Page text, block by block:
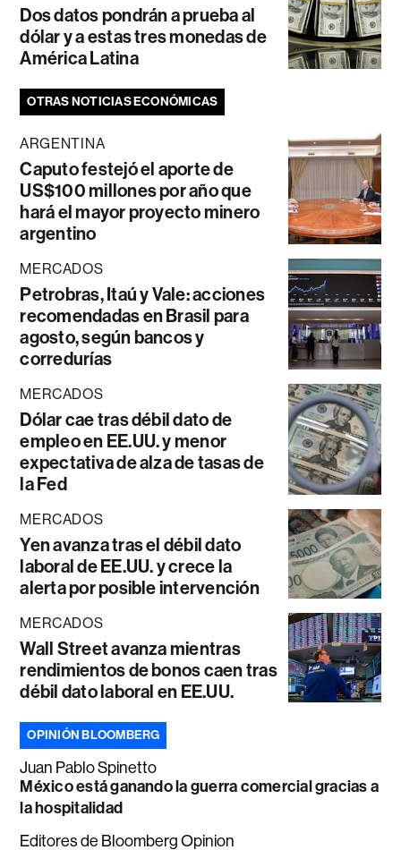
Dos datos pondrán a prueba al
dólar y a estas tres monedas de
América Latina
OTRAS NOTICIAS ECONÓMICAS
ARGENTINA
Caputo festejó el aporte de
US$100 millones por año que
hará el mayor proyecto minero
argentino
MERCADOS
Petrobras, Itaú y Vale: acciones
recomendadas en Brasil para
agosto, según bancos y
corredurías
MERCADOS
Dólar cae tras débil dato de
empleo en EE.UU. y menor
expectativa de alza de tasas de
la Fed
MERCADOS
Yen avanza tras el débil dato
laboral de EE.UU. y crece la
alerta por posible intervención
MERCADOS
Wall Street avanza mientras
rendimientos de bonos caen tras
débil dato laboral en EE.UU.
OPINIÓN BLOOMBERG
Juan Pablo Spinetto
México está ganando la guerra comercial gracias a
la hospitalidad
Editores de Bloomberg Opinion